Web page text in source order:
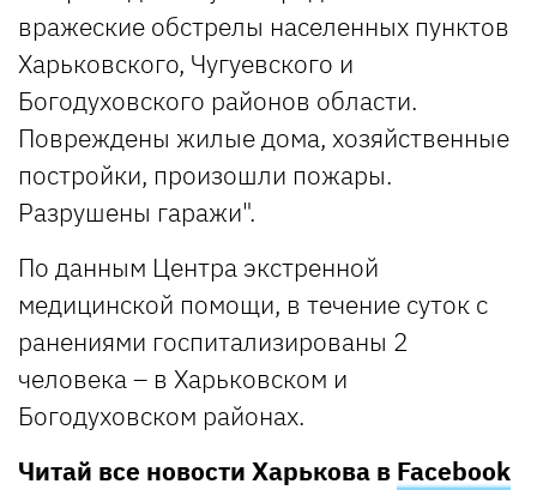
вражеские обстрелы населенных пунктов
Харьковского, Чугуевского и
Богодуховского районов области.
Повреждены жилые дома, хозяйственные
постройки, произошли пожары.
Разрушены гаражи".
По данным Центра экстренной
медицинской помощи, в течение суток с
ранениями госпитализированы 2
человека – в Харьковском и
Богодуховском районах.
Читай все новости Харькова в Facebook